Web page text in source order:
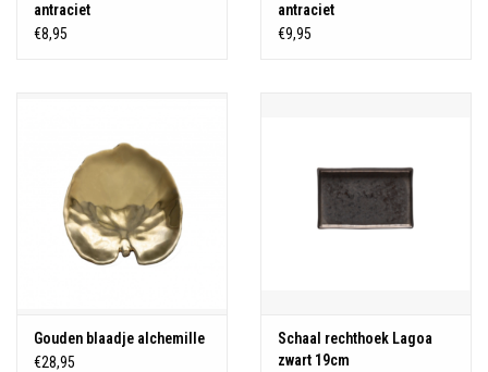
antraciet
€8,95
antraciet
€9,95
Gouden blaadje alchemille
€28,95
Schaal rechthoek Lagoa
zwart 19cm